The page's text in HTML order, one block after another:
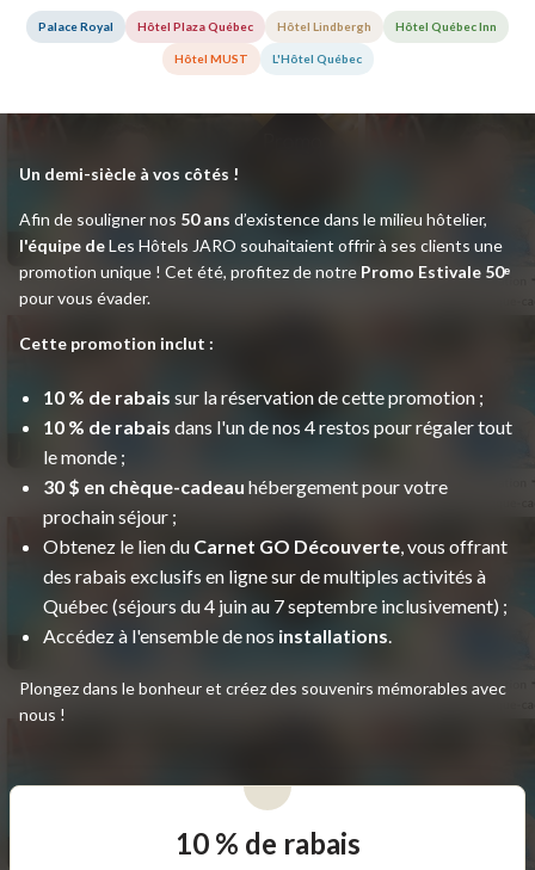
Palace Royal Hôtel Plaza Québec Hôtel Lindbergh Hôtel Québec Inn
Hôtel MUST L'Hôtel Québec
Un demi-siècle à vos côtés !
Afin de souligner nos 50 ans d’existence dans le milieu hôtelier,
l'équipe deLes Hôtels JARO souhaitaient offrir à ses clients une
promotion unique ! Cet été, profitez de notre Promo Estivale 50ᵉ
pour vous évader.
Cette promotion inclut :
10 % de rabais sur la réservation de cette promotion ;
10 % de rabais dans l'un de nos 4 restos pour régaler tout
le monde ;
30 $ en chèque-cadeau hébergement pour votre
prochain séjour ;
Obtenez le lien du Carnet GO Découverte, vous offrant
des rabais exclusifs en ligne sur de multiples activités à
Québec (séjours du 4 juin au 7 septembre inclusivement) ;
Accédez à l'ensemble de nos installations.
Plongez dans le bonheur et créez des souvenirs mémorables avec
nous !
10 % de rabais